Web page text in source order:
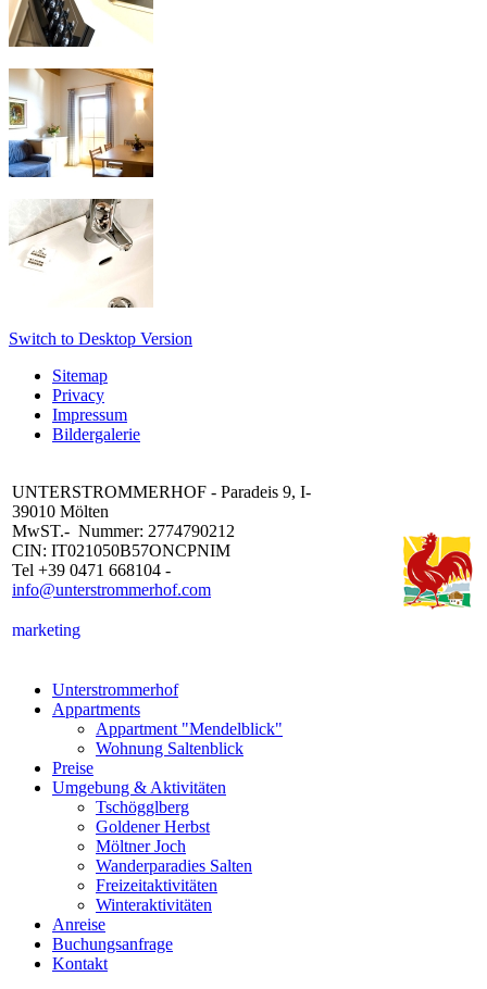
Switch to Desktop Version
Sitemap
Privacy
Impressum
Bildergalerie
UNTERSTROMMERHOF - Paradeis 9, I-
39010 Mölten
MwST.- Nummer: 2774790212
CIN: IT021050B57ONCPNIM
Tel +39 0471 668104 -
info@unterstrommerhof.com
marketing
Unterstrommerhof
Appartments
Appartment "Mendelblick"
Wohnung Saltenblick
Preise
Umgebung & Aktivitäten
Tschögglberg
Goldener Herbst
Möltner Joch
Wanderparadies Salten
Freizeitaktivitäten
Winteraktivitäten
Anreise
Buchungsanfrage
Kontakt